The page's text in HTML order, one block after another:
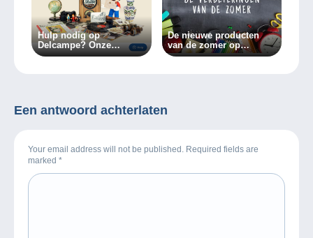
Hulp nodig op
Delcampe? Onze
klantenservice is
De nieuwe producten
van de zomer op
Delcampe!
Een antwoord achterlaten
Your email address will not be published. Required fields are
marked *